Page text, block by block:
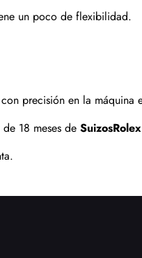
un poco de flexibilidad.
precisión en la
18 meses de